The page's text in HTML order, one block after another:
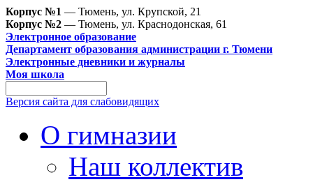
Корпус №1 — Тюмень, ул. Крупской, 21
Корпус №2 — Тюмень, ул. Краснодонская, 61
Электронное образование
Департамент образования администрации г. Тюмени
Электронные дневники и журналы
Моя школа
Версия сайта для слабовидящих
О гимназии
Наш коллектив